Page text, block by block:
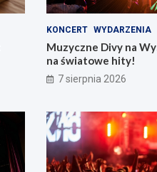
KONCERT WYDARZENIA
Muzyczne Divy na
na światowe hity!
7 sierpnia 2026